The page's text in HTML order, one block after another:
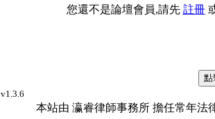
您還不是論壇會員,請先 註冊
v1.3.6
本站由 瀛睿律師事務所 擔任常年法